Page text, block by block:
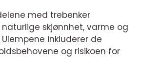
med trebenker
skjønnhet, varme og
inkluderer de
og risikoen for